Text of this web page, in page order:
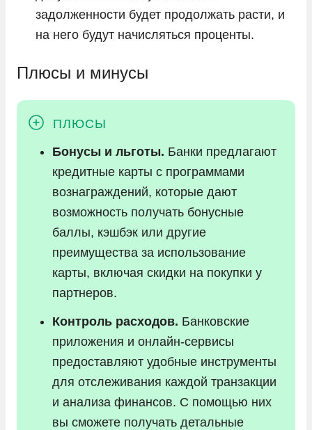
задолженности будет продолжать расти, и
на него будут начисляться проценты.
Плюсы и минусы
Бонусы и льготы. Банки предлагают
кредитные карты с программами
вознаграждений, которые дают
возможность получать бонусные
баллы, кэшбэк или другие
преимущества за использование
карты, включая скидки на покупки у
партнеров.
Контроль расходов. Банковские
приложения и онлайн-сервисы
предоставляют удобные инструменты
для отслеживания каждой транзакции
и анализа финансов. С помощью них
вы сможете получать детальные